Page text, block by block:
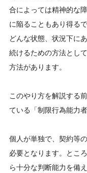
合によっては精神的な
に陥ることもあり得る
どんな状態、状況下に
続けるための方法とし
方法があります。
このやり方を解説する
ている「制限行為能力
個人が単独で、契約等
必要となります。とこ
ら十分な判断能力を備